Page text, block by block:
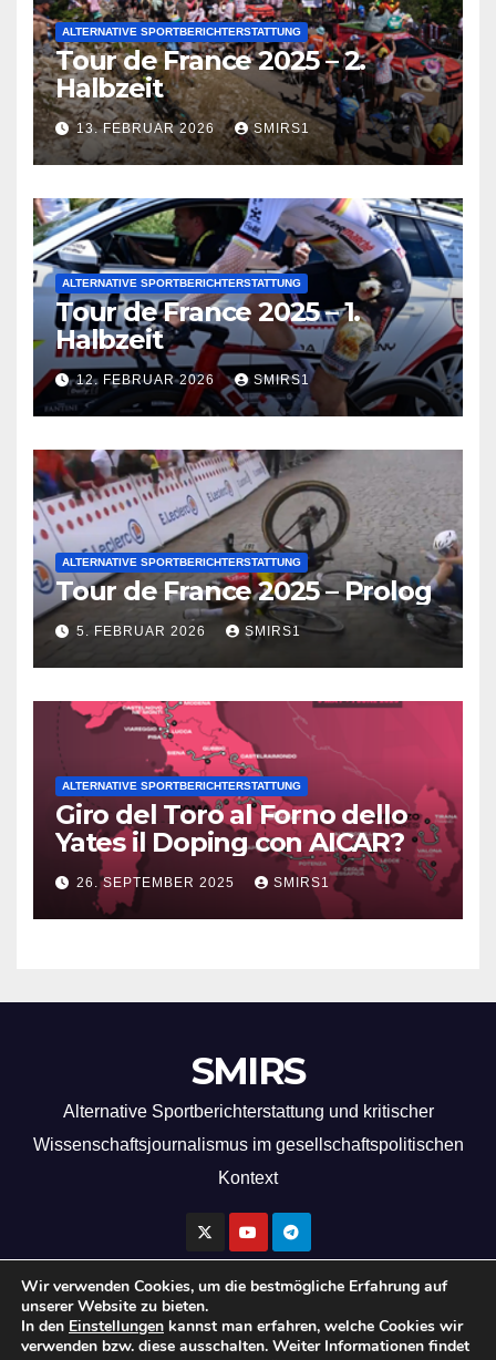
ALTERNATIVE SPORTBERICHTERSTATTUNG
Tour de France 2025 – 2.
Halbzeit
13. FEBRUAR 2026 SMIRS1
ALTERNATIVE SPORTBERICHTERSTATTUNG
Tour de France 2025 – 1.
Halbzeit
12. FEBRUAR 2026 SMIRS1
ALTERNATIVE SPORTBERICHTERSTATTUNG
Tour de France 2025 – Prolog
5. FEBRUAR 2026 SMIRS1
ALTERNATIVE SPORTBERICHTERSTATTUNG
Giro del Toro al Forno dello
Yates il Doping con AICAR?
26. SEPTEMBER 2025 SMIRS1
SMIRS
Alternative Sportberichterstattung und kritischer
Wissenschaftsjournalismus im gesellschaftspolitischen
Kontext
Copyright by SMIRS 2026
Wir verwenden Cookies, um die bestmögliche Erfahrung auf
unserer Website zu bieten.
In den Einstellungen kannst man erfahren, welche Cookies wir
verwenden bzw. diese ausschalten. Weiter Informationen findet